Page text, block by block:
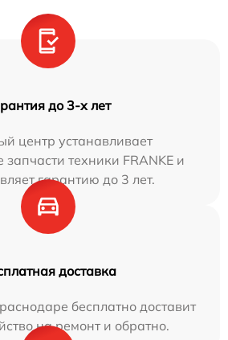
до 3-х лет
центр устанавливает
техники FRANKE и
гарантию до 3 лет.
доставка
бесплатно доставит
на ремонт и обратно.